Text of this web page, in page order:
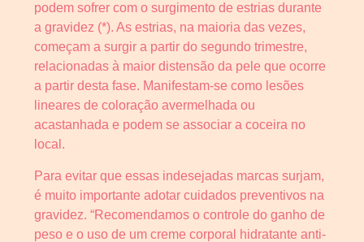
podem sofrer com o surgimento de estrias durante
a gravidez (*). As estrias, na maioria das vezes,
começam a surgir a partir do segundo trimestre,
relacionadas à maior distensão da pele que ocorre
a partir desta fase. Manifestam-se como lesões
lineares de coloração avermelhada ou
acastanhada e podem se associar a coceira no
local.
Para evitar que essas indesejadas marcas surjam,
é muito importante adotar cuidados preventivos na
gravidez. “Recomendamos o controle do ganho de
peso e o uso de um creme corporal hidratante anti-